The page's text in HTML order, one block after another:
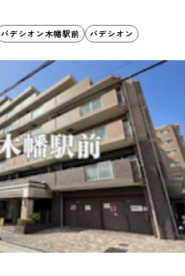
パデシオン木幡駅前
パデシオン